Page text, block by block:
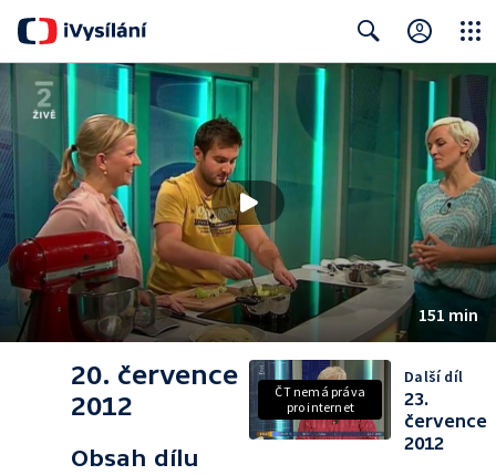
Search Close
151 min
20. července
2012
Obsah dílu
ČT nemá práva
pro internet
Další díl
23.
července
2012